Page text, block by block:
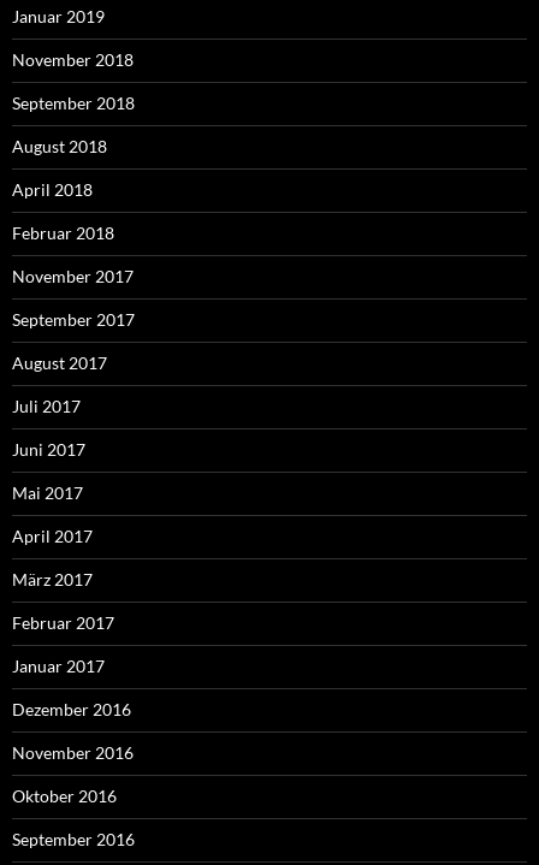
Januar 2019
November 2018
September 2018
August 2018
April 2018
Februar 2018
November 2017
September 2017
August 2017
Juli 2017
Juni 2017
Mai 2017
April 2017
März 2017
Februar 2017
Januar 2017
Dezember 2016
November 2016
Oktober 2016
September 2016